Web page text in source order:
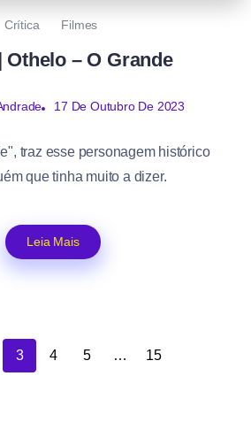
Crítica Filmes
Othelo – O Grande
17 De Outubro De 2023
traz esse personagem histórico
que tinha muito a dizer.
Leia Mais
3 4 5 … 15